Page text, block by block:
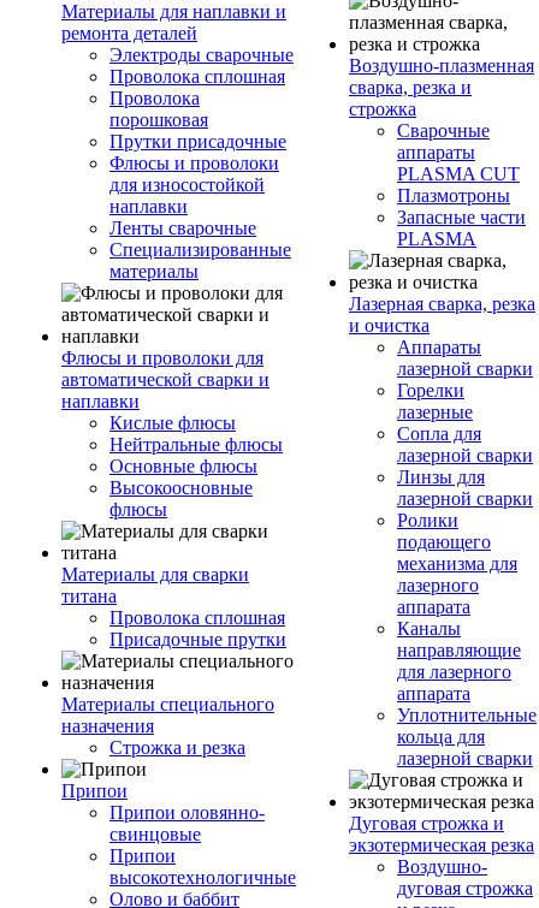
Материалы для наплавки и
ремонта деталей
Электроды сварочные
Проволока сплошная
Проволока
порошковая
Прутки присадочные
Флюсы и проволоки
для износостойкой
наплавки
Ленты сварочные
Специализированные
материалы
Флюсы и проволоки для
автоматической сварки и
наплавки
Кислые флюсы
Нейтральные флюсы
Основные флюсы
Высокоосновные
флюсы
Материалы для сварки
титана
Проволока сплошная
Присадочные прутки
Материалы специального
назначения
Строжка и резка
Припои
Припои оловянно-
свинцовые
Припои
высокотехнологичные
Олово и баббит
Воздушно-плазменная
сварка, резка и
строжка
Сварочные
аппараты
PLASMA CUT
Плазмотроны
Запасные части
PLASMA
Лазерная сварка, резка
и очистка
Аппараты
лазерной сварки
Горелки
лазерные
Сопла для
лазерной сварки
Линзы для
лазерной сварки
Ролики
подающего
механизма для
лазерного
аппарата
Каналы
направляющие
для лазерного
аппарата
Уплотнительные
кольца для
лазерной сварки
Дуговая строжка и
экзотермическая резка
Воздушно-
дуговая строжка